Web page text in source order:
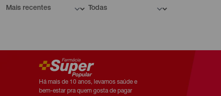
Há mais de 10 anos, levamos saúde e
bem-estar pra quem gosta de pagar